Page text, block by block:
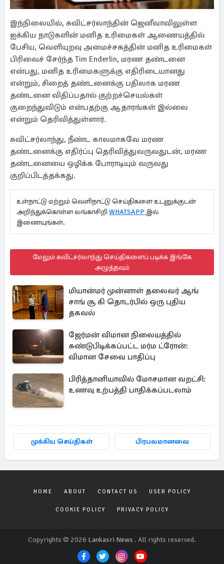
இந்நிலையில், சுவிட்சர்லாந்தின் ஜெனீவாவிலுள்ள
ஐக்கிய நாடுகளின் மனித உரிமைகள் ஆணையத்தில்
பேசிய, வெளியுறவு அமைச்சகத்தின் மனித உரிமைகள்
பிரிவைச் சேர்ந்த Tim Enderlin, மரண தண்டனை
என்பது, மனித உரிமைகளுக்கு எதிரிடையானது
என்றும், சிறைத் தண்டனைக்கு பதிலாக மரண
தண்டனை விதிப்பதால் குற்றச்செயல்கள்
குறைந்துவிடும் என்பதற்கு ஆதாரங்கள் இல்லை
என்றும் தெரிவித்துள்ளார்.
சுவிட்சர்லாந்து, நீண்ட காலமாகவே மரண
தண்டனைக்கு எதிர்ப்பு தெரிவித்துவருவதுடன், மரண
தண்டனையை ஒழிக்க போராடியும் வருவது
குறிப்பிடத்தக்கது.
உள்நாட்டு மற்றும் வெளிநாட்டு செய்திகளை உடனுக்குடன்
அறிந்துக்கொள்ள லங்காசிறி WHATSAPP இல்
இணையுங்கள்.
மேலும் சுவிட்சர்லாந்து செய்திகளைப் படிக்க இங்கே
அழுத்தவும்
மியான்மர் முன்னாள் தலைவர் ஆங்
சாங் சூ கி தொடர்பில் ஒரு புதிய
தகவல்
ஜேர்மன் விமான நிலையத்தில்
கண்டுபிடிக்கப்பட்ட மர்ம ட்ரோன்:
விமான சேவை பாதிப்பு
பிரித்தானியாவில் மோசமான வறட்சி:
உணவு உற்பத்தி பாதிக்கப்படலாம்
முக்கிய செய்திகள் பிரபலமானவை
HOME ABOUT CONTACT US USER POLICY
COOKIE POLICY PRIVACY POLICY
Copyrights © 2026 Lankasri News . All rights reserved.